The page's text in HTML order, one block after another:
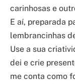
carinhosas e
E aí, preparada
lembrancinhas
Use a sua
dei e crie
me conta como